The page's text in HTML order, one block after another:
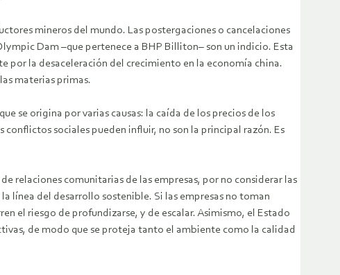
mineros del mundo. Las postergaciones o cancelaciones
Dam –que pertenece a BHP Billiton– son un indicio. Esta
por la desaceleración del crecimiento en la economía china.
materias primas.
se origina por varias causas: la caída de los precios de los
sociales pueden influir, no son la principal razón. Es
relaciones comunitarias de las empresas, por no considerar las
línea del desarrollo sostenible. Si las empresas no toman
el riesgo de profundizarse, y de escalar. Asimismo, el Estado
de modo que se proteja tanto el ambiente como la calidad